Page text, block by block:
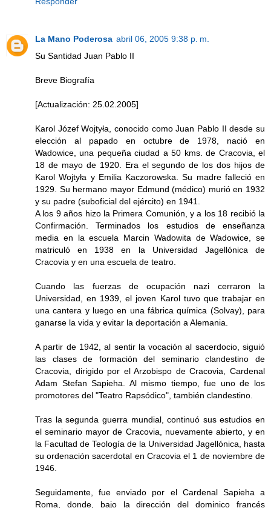
La Mano Poderosa abril 06, 2005 9:38 p. m.
Su Santidad Juan Pablo II
Breve Biografía
[Actualización: 25.02.2005]
Karol Józef Wojtyła, conocido como Juan Pablo II desde su
elección al papado en octubre de 1978, nació en
Wadowice, una pequeña ciudad a 50 kms. de Cracovia, el
18 de mayo de 1920. Era el segundo de los dos hijos de
Karol Wojtyła y Emilia Kaczorowska. Su madre falleció en
1929. Su hermano mayor Edmund (médico) murió en 1932
y su padre (suboficial del ejército) en 1941.
A los 9 años hizo la Primera Comunión, y a los 18 recibió la
Confirmación. Terminados los estudios de enseñanza
media en la escuela Marcin Wadowita de Wadowice, se
matriculó en 1938 en la Universidad Jagellónica de
Cracovia y en una escuela de teatro.
Cuando las fuerzas de ocupación nazi cerraron la
Universidad, en 1939, el joven Karol tuvo que trabajar en
una cantera y luego en una fábrica química (Solvay), para
ganarse la vida y evitar la deportación a Alemania.
A partir de 1942, al sentir la vocación al sacerdocio, siguió
las clases de formación del seminario clandestino de
Cracovia, dirigido por el Arzobispo de Cracovia, Cardenal
Adam Stefan Sapieha. Al mismo tiempo, fue uno de los
promotores del "Teatro Rapsódico", también clandestino.
Tras la segunda guerra mundial, continuó sus estudios en
el seminario mayor de Cracovia, nuevamente abierto, y en
la Facultad de Teología de la Universidad Jagellónica, hasta
su ordenación sacerdotal en Cracovia el 1 de noviembre de
1946.
Seguidamente, fue enviado por el Cardenal Sapieha a
Roma, donde, bajo la dirección del dominico francés